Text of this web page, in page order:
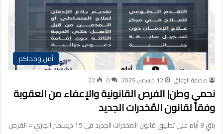
أمن ومحاكم
صحيفة الوفاق 12 ديسمبر، 2025 0
22
نحمي وطن| الفرص القانونية والإعفاء من العقوبة
وفقاً لقانون المُخدرات الجديد
باقٍ 3 أيام على تطبيق قانون المخدرات الجديد في 15 ديسمبر الجاري = الفرص